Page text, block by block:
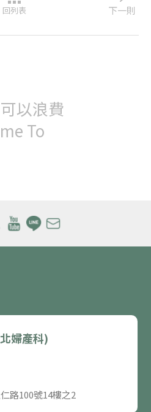
回列表 下一則
以浪費
To
婦產科)
路100號14樓之2